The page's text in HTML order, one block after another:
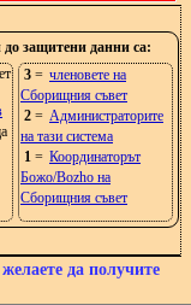
до защитени данни са:
3 = членовете на
Сборищния съвет
2 = Администраторите
на тази система
1 = Координаторът
Божо/Bozho на
Сборищния съвет
да получите